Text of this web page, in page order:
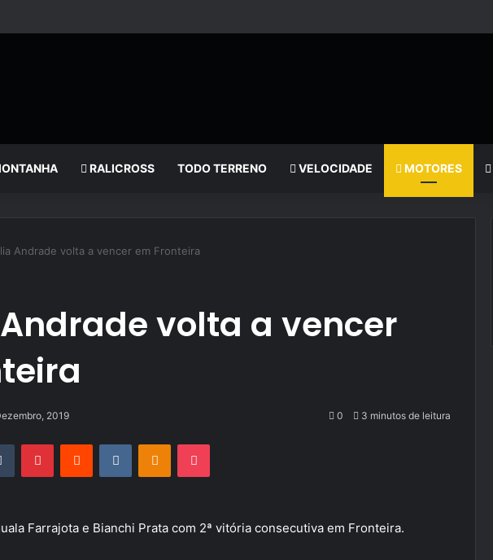
RALICROSS TODO TERRENO VELOCIDADE MOTORES
Andrade volta a vencer em Fronteira
volta a vencer
2019 0 3 minutos de leitura
Tumblr PinterestReddit VKontakteOdnoklassniki
Pocket
Farrajota e Bianchi Prata com 2ª vitória consecutiva em Fronteira.